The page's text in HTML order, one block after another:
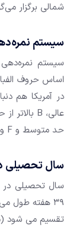
شمالی برگزار
سیستم
سیستم
حد متوسط و F و حروف بعدی آن به معنای نمره مردودی است.
سال تحصیلی
سال تحصیلی در
39 هفته طول
تقسیم می شود